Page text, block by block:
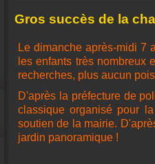
Gros succès de la
Le dimanche après-midi 7
les enfants très nombreux
recherches, plus aucun
D'après la préfecture de
classique organisé pour
soutien de la mairie.
jardin panoramique !